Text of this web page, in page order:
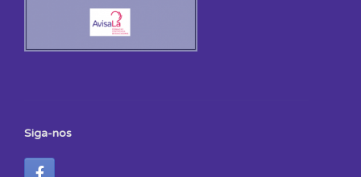
Siga-nos